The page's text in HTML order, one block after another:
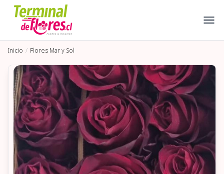
Inicio Flores Mar y Sol